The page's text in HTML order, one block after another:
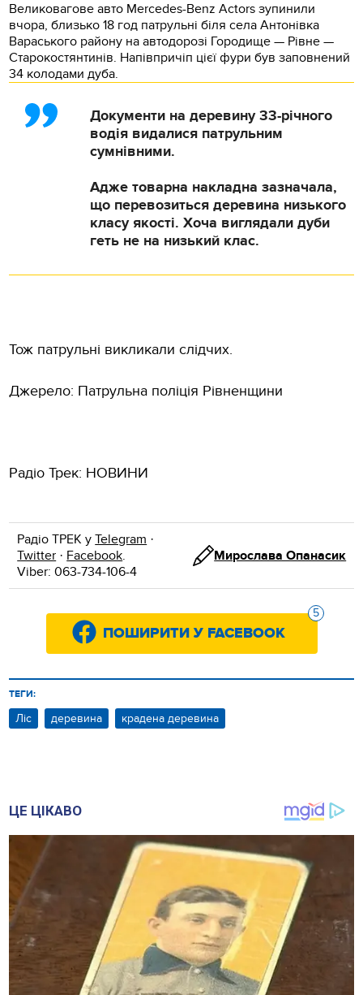
Великовагове авто Mercedes-Benz Actors зупинили
вчора, близько 18 год патрульні біля села Антонівка
Вараського району на автодорозі Городище — Рівне —
Старокостянтинів. Напівпричіп цієї фури був заповнений
34 колодами дуба.
Документи на деревину 33-річного
водія видалися патрульним
сумнівними.
Адже товарна накладна зазначала,
що перевозиться деревина низького
класу якості. Хоча виглядали дуби
геть не на низький клас.
Тож патрульні викликали слідчих.
Джерело: Патрульна поліція Рівненщини
Радіо Трек: НОВИНИ
Радіо ТРЕК уTelegram ·
Twitter · Facebook.
Viber: 063-734-106-4
Мирослава Опанасик
5
ПОШИРИТИ У FACEBOOK
ТЕГИ:
Ліс деревина крадена деревина
ЦЕ ЦІКАВО